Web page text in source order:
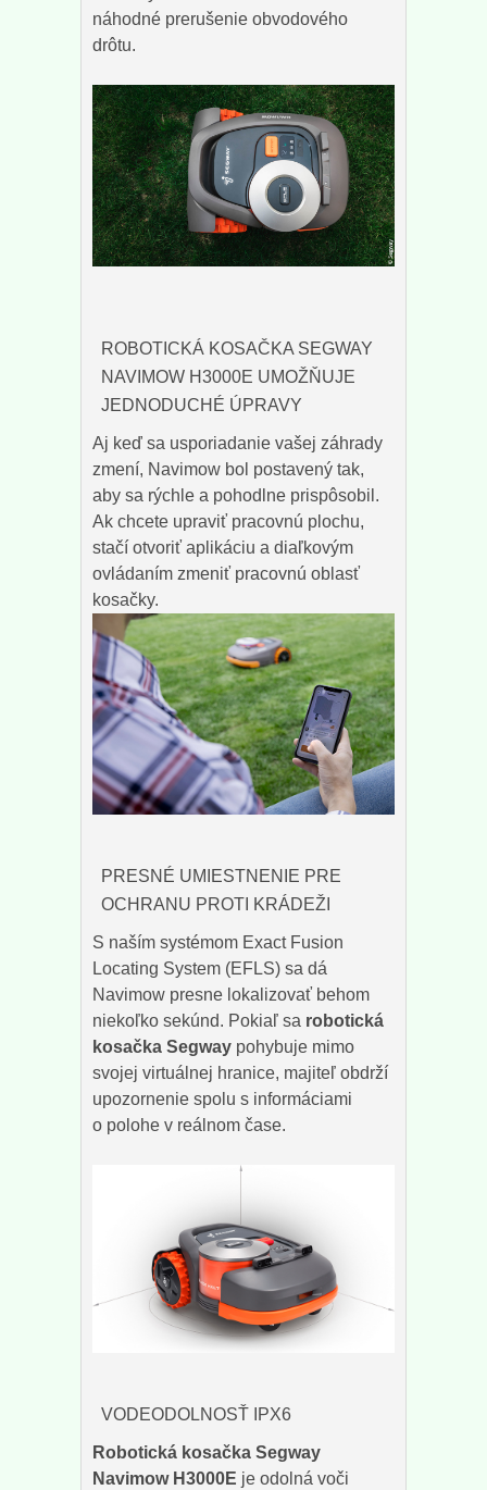
náhodné prerušenie obvodového
drôtu.
ROBOTICKÁ KOSAČKA SEGWAY
NAVIMOW H3000E UMOŽŇUJE
JEDNODUCHÉ ÚPRAVY
Aj keď sa usporiadanie vašej záhrady
zmení, Navimow bol postavený tak,
aby sa rýchle a pohodlne prispôsobil.
Ak chcete upraviť pracovnú plochu,
stačí otvoriť aplikáciu a diaľkovým
ovládaním zmeniť pracovnú oblasť
kosačky.
PRESNÉ UMIESTNENIE PRE
OCHRANU PROTI KRÁDEŽI
S naším systémom Exact Fusion
Locating System (EFLS) sa dá
Navimow presne lokalizovať behom
niekoľko sekúnd. Pokiaľ sa robotická
kosačka Segway pohybuje mimo
svojej virtuálnej hranice, majiteľ obdrží
upozornenie spolu s informáciami
o polohe v reálnom čase.
VODEODOLNOSŤ IPX6
Robotická kosačka Segway
Navimow H3000E je odolná voči